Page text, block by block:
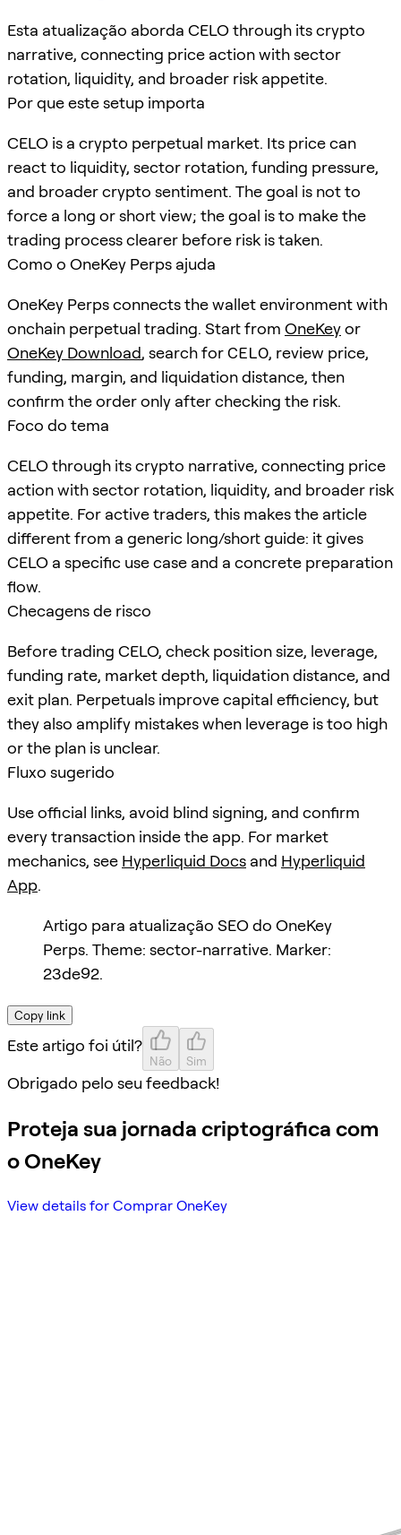
Esta atualização aborda CELO through its crypto
narrative, connecting price action with sector
rotation, liquidity, and broader risk appetite.
Por que este setup importa
CELO is a crypto perpetual market. Its price can
react to liquidity, sector rotation, funding pressure,
and broader crypto sentiment. The goal is not to
force a long or short view; the goal is to make the
trading process clearer before risk is taken.
Como o OneKey Perps ajuda
OneKey Perps connects the wallet environment with
onchain perpetual trading. Start from OneKeyor
OneKey Download, search forCELO, review price,
funding, margin, and liquidation distance, then
confirm the order only after checking the risk.
Foco do tema
CELO through its crypto narrative, connecting price
action with sector rotation, liquidity, and broader risk
appetite. For active traders, this makes the article
different from a generic long/short guide: it gives
CELO a specific use case and a concrete preparation
flow.
Checagens de risco
Before trading CELO, check position size, leverage,
funding rate, market depth, liquidation distance, and
exit plan. Perpetuals improve capital efficiency, but
they also amplify mistakes when leverage is too high
or the plan is unclear.
Fluxo sugerido
Use official links, avoid blind signing, and confirm
every transaction inside the app. For market
mechanics, see Hyperliquid Docs and Hyperliquid
App.
Artigo para atualização SEO do OneKey
Perps. Theme: sector-narrative. Marker:
23de92.
Copy link
Este artigo foi útil?
Não Sim
Obrigado pelo seu feedback!
Proteja sua jornada criptográfica com
o OneKey
View details for Comprar OneKey